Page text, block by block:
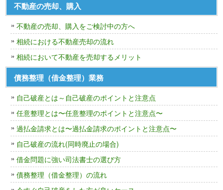
不動産の売却、購入
不動産の売却、購入をご検討中の方へ
相続における不動産売却の流れ
相続において不動産を売却するメリット
債務整理（借金整理）業務
自己破産とは～自己破産のポイントと注意点
任意整理とは〜任意整理のポイントと注意点〜
過払金請求とは〜過払金請求のポイントと注意点〜
自己破産の流れ(同時廃止の場合)
借金問題に強い司法書士の選び方
債務整理（借金整理）の流れ